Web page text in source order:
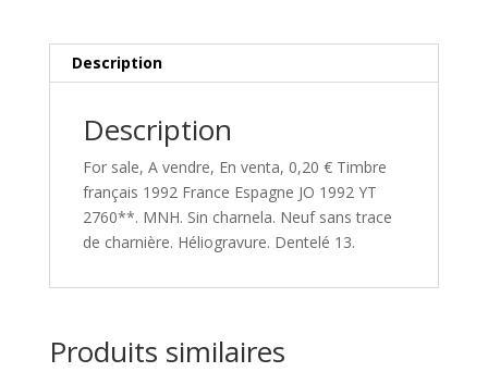
2760**
Description
Description
For sale, A vendre, En venta, 0,20 € Timbre
français 1992 France Espagne JO 1992 YT
2760**. MNH. Sin charnela. Neuf sans trace
de charnière. Héliogravure. Dentelé 13.
Produits similaires